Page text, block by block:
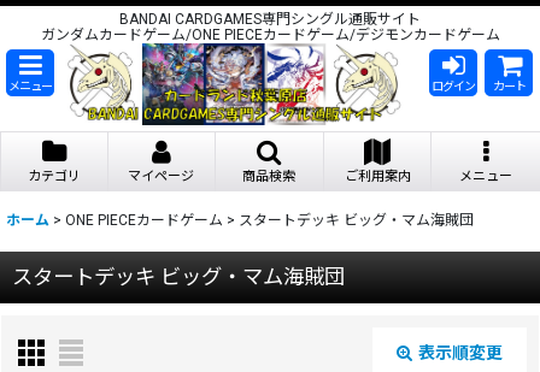
BANDAI CARDGAMES専門シングル通販サイト
ガンダムカードゲーム/ONE PIECEカードゲーム/デジモンカードゲーム
メニュー ログイン カート
カテゴリ マイページ 商品検索 ご利用案内 メニュー
ホーム > ONE PIECEカードゲーム > スタートデッキ ビッグ・マム海賊団
スタートデッキ ビッグ・マム海賊団
表示順変更